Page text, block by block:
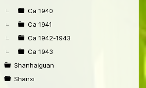
Ca 1940
Ca 1941
Ca 1942-1943
Ca 1943
Shanhaiguan
Shanxi